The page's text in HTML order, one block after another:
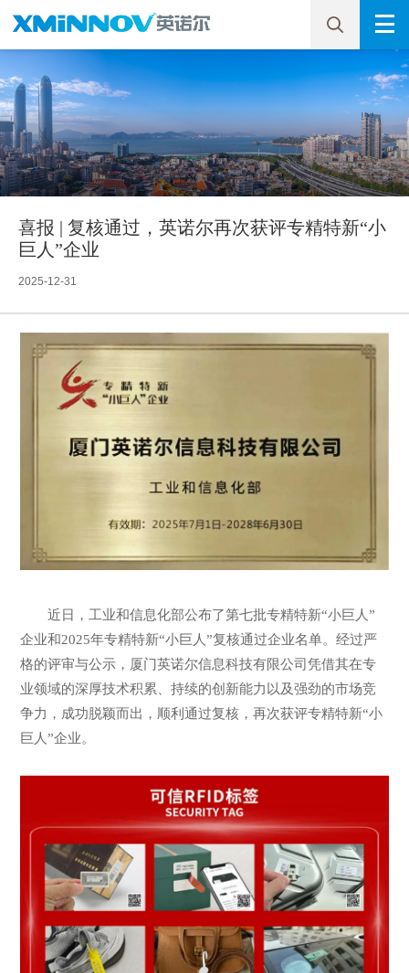
喜报 | 复核通过，英诺尔再次获评专精特新“小
巨人”企业
2025-12-31
近日，工业和信息化部公布了第七批专精特新“小巨人”
企业和2025年专精特新“小巨人”复核通过企业名单。经过严
格的评审与公示，厦门英诺尔信息科技有限公司凭借其在专
业领域的深厚技术积累、持续的创新能力以及强劲的市场竞
争力，成功脱颖而出，顺利通过复核，再次获评专精特新“小
巨人”企业。